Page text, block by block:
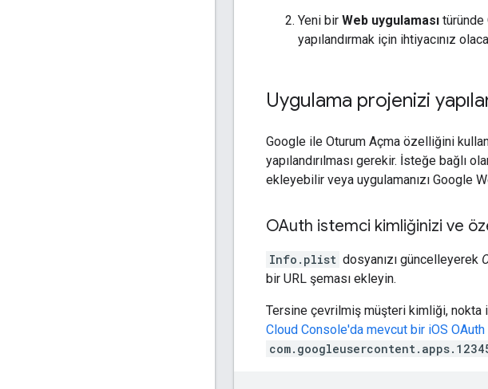
Yeni bir Web uygulaması türünde
yapılandırmak için ihtiyacınız
Uygulama projenizi
Google ile Oturum Açma özelliğini
yapılandırılması gerekir. İsteğe bağlı
ekleyebilir veya uygulamanızı Google
OAuth istemci kimliğinizi ve
Info.plist dosyanızı güncelleyerek
bir URL şeması ekleyin.
Tersine çevrilmiş müşteri kimliği, nokta
Cloud Console'da mevcut bir iOS